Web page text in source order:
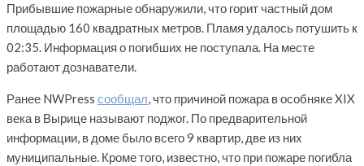
Прибывшие пожарные обнаружили, что горит частный дом
площадью 160 квадратных метров. Пламя удалось потушить к
02:35. Информация о погибших не поступала. На месте
работают дознаватели.
Ранее NWPress сообщал, что причиной пожара в особняке XIX
века в Вырице называют поджог. По предварительной
информации, в доме было всего 9 квартир, две из них
муниципальные. Кроме того, известно, что при пожаре погибла